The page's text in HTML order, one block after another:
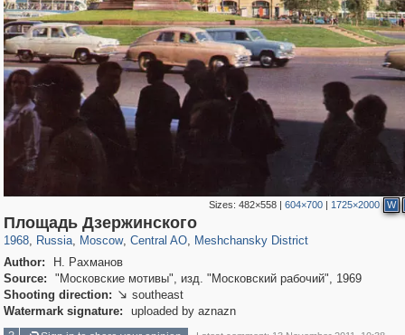
Sizes:482×558 |604×700 | 1725×2000 W
Площадь Дзержинского
1968, Russia
1,407,325 29,248
, Moscow
319,882 8,286
, Central AO
160,021 5,916
, Meshchansky District
10,193
Author:
Н. Рахманов
Source:
"Московские мотивы", изд. "Московский рабочий", 1969
Shooting direction:  southeast
Watermark signature:
uploaded by aznazn